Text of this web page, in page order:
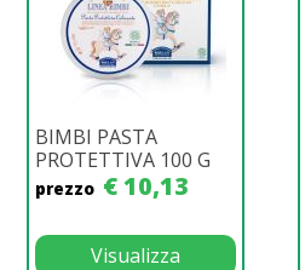
BIMBI PASTA
PROTETTIVA 100 G
prezzo € 10,13
Visualizza